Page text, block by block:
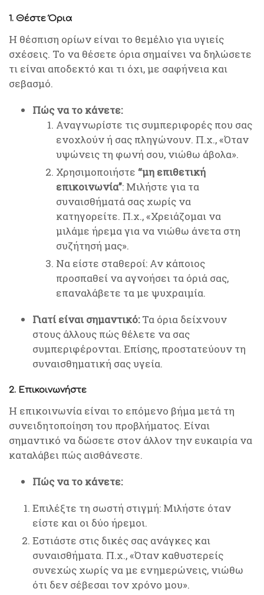
1. Θέστε Όρια
Η θέσπιση ορίων είναι το θεμέλιο για υγιείς
σχέσεις. Το να θέσετε όρια σημαίνει να δηλώσετε
τι είναι αποδεκτό και τι όχι, με σαφήνεια και
σεβασμό.
Πώς να το κάνετε:
Αναγνωρίστε τις συμπεριφορές που σας
ενοχλούν ή σας πληγώνουν. Π.χ., «Όταν
υψώνεις τη φωνή σου, νιώθω άβολα».
Χρησιμοποιήστε “μη επιθετική
επικοινωνία”: Μιλήστε για τα
συναισθήματά σας χωρίς να
κατηγορείτε. Π.χ., «Χρειάζομαι να
μιλάμε ήρεμα για να νιώθω άνετα στη
συζήτησή μας».
Να είστε σταθεροί: Αν κάποιος
προσπαθεί να αγνοήσει τα όριά σας,
επαναλάβετε τα με ψυχραιμία.
Γιατί είναι σημαντικό:Τα όρια δείχνουν
στους άλλους πώς θέλετε να σας
συμπεριφέρονται. Επίσης, προστατεύουν τη
συναισθηματική σας υγεία.
2. Επικοινωνήστε
Η επικοινωνία είναι το επόμενο βήμα μετά τη
συνειδητοποίηση του προβλήματος. Είναι
σημαντικό να δώσετε στον άλλον την ευκαιρία να
καταλάβει πώς αισθάνεστε.
Πώς να το κάνετε:
Επιλέξτε τη σωστή στιγμή: Μιλήστε όταν
είστε και οι δύο ήρεμοι.
Εστιάστε στις δικές σας ανάγκες και
συναισθήματα. Π.χ., «Όταν καθυστερείς
συνεχώς χωρίς να με ενημερώνεις, νιώθω
ότι δεν σέβεσαι τον χρόνο μου».